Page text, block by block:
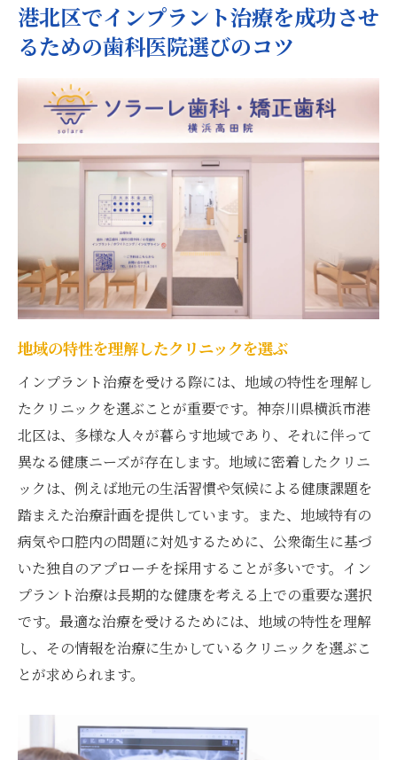
治療後のフォローアップ体制を確認する
神奈川県横浜市港北区のインプラント治療で地
域密着型クリニックを活用しよう
地域密着型クリニックの利点を知ろう
地元のコミュニティとの連携を活かす
地域に根ざした医師との信頼関係
患者参加型の治療プランニング
地域特有のニーズに応じたサービス
地元住民からの推薦医院を探す
インプラント治療を安心して受けるために港北
区で知っておきたいこと
インプラント治療の基本知識を学ぶ
事前カウンセリングで不安を解消
治療の流れと期間を把握する
術後のケアとメンテナンスの重要性
リスク管理と安全対策の確認
保険適用の有無と費用の把握
港北区でインプラントを選ぶときに考慮すべき
重要なポイント
費用対効果を考えたクリニック選び
長期使用に耐える素材の選定
医師の経験と専門領域の確認
最新技術の導入状況をチェック
個別カスタマイズされた治療オプション
港北区でインプラント治療を成功させ
るための歯科医院選びのコツ
地域の特性を理解したクリニックを選ぶ
インプラント治療を受ける際には、地域の特性を理解し
たクリニックを選ぶことが重要です。神奈川県横浜市港
北区は、多様な人々が暮らす地域であり、それに伴って
異なる健康ニーズが存在します。地域に密着したクリニ
ックは、例えば地元の生活習慣や気候による健康課題を
踏まえた治療計画を提供しています。また、地域特有の
病気や口腔内の問題に対処するために、公衆衛生に基づ
いた独自のアプローチを採用することが多いです。イン
プラント治療は長期的な健康を考える上での重要な選択
です。最適な治療を受けるためには、地域の特性を理解
し、その情報を治療に生かしているクリニックを選ぶこ
とが求められます。